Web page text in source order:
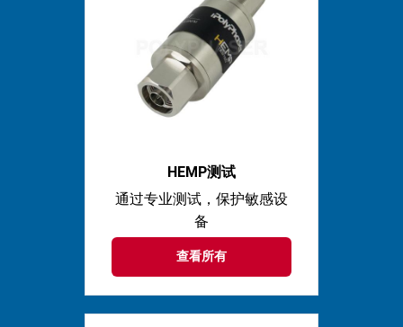
HEMP测试
通过专业测试，保护敏感设
备
查看所有